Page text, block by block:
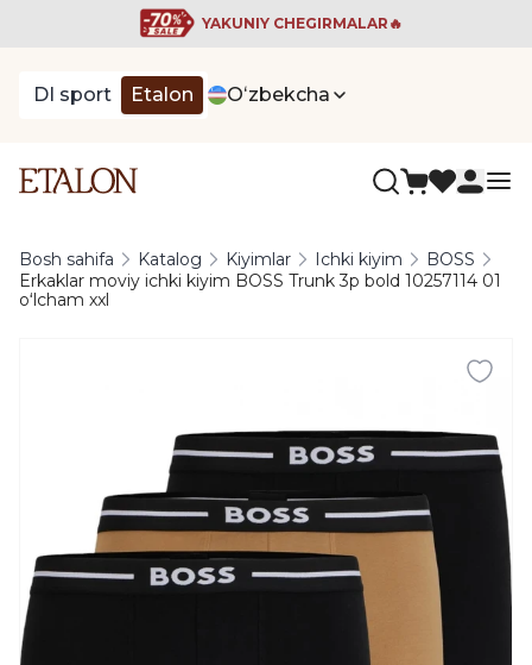
YAKUNIY CHEGIRMALAR🔥
DI sport Etalon Oʻzbekcha
Bosh sahifa Katalog Kiyimlar Ichki kiyim
BOSS
Erkaklar moviy ichki kiyim BOSS Trunk 3p bold 10257114 01
oʻlcham xxl